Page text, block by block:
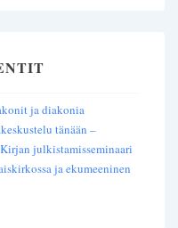
ja diakonia
tänään –
Kirjan julkistamisseminaari
ja ekumeeninen